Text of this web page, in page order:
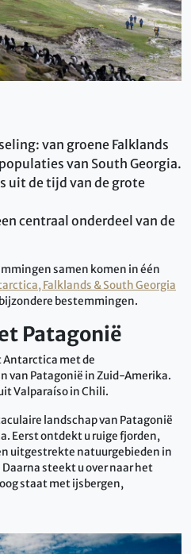
van groene Falklands
van South Georgia.
uit de tijd van de grote
centraal onderdeel van de
samen komen in één
Falklands & South Georgia
bestemmingen.
Patagonië
met de
van Patagonië in Zuid-Amerika.
Valparaíso in Chili.
landschap van Patagonië
Eerst ontdekt u ruige fjorden,
uitgestrekte natuurgebieden in
steekt u over naar het
staat met ijsbergen,